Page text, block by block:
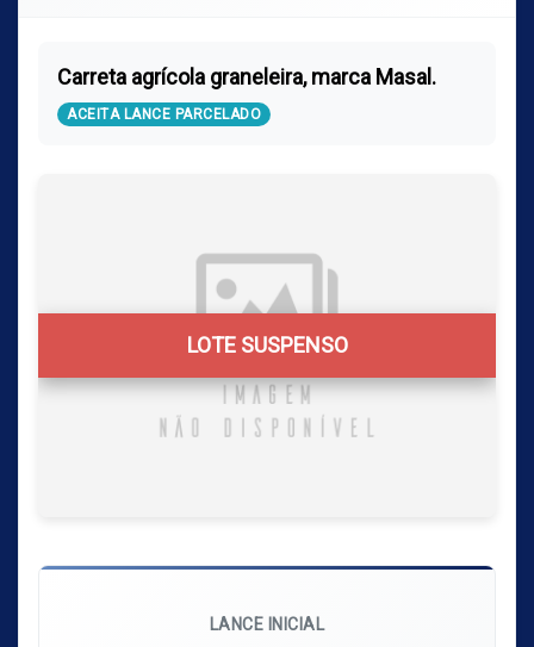
Carreta agrícola graneleira, marca Masal.
ACEITA LANCE PARCELADO
LOTE SUSPENSO
LANCE INICIAL